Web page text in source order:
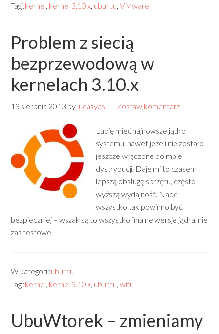
Tagi:kernel, kernel 3.10.x, ubuntu,VMware
Problem z siecią
bezprzewodową w
kernelach 3.10.x
13 sierpnia 2013 by lucasyas Zostaw komentarz
Lubię mieć najnowsze jądro
systemu, nawet jeżeli nie zostało
jeszcze włączone do mojej
dystrybucji. Daje mi to czasem
lepszą obsługę sprzętu, często
wyższą wydajność. Nade
wszystko tak powinno być
bezpieczniej – wszak są to wszystko finalne wersje jądra, nie
zaś testowe.
W kategorii:ubuntu
Tagi:kernel, kernel 3.10.x, ubuntu,wifi
UbuWtorek – zmieniamy